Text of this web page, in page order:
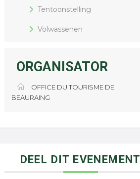
Tentoonstelling
Volwassenen
ORGANISATOR
OFFICE DU TOURISME DE
BEAURAING
DEEL DIT EVENEMENT